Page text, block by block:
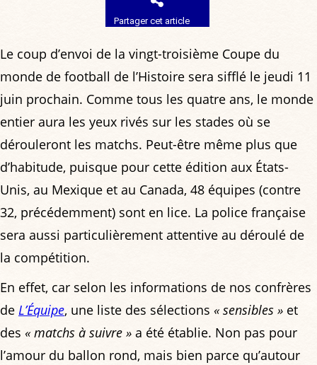
Partager cet article
Le coup d’envoi de la vingt-troisième Coupe du
monde de football de l’Histoire sera sifflé le jeudi 11
juin prochain. Comme tous les quatre ans, le monde
entier aura les yeux rivés sur les stades où se
dérouleront les matchs. Peut-être même plus que
d’habitude, puisque pour cette édition aux États-
Unis, au Mexique et au Canada, 48 équipes (contre
32, précédemment) sont en lice. La police française
sera aussi particulièrement attentive au déroulé de
la compétition.
En effet, car selon les informations de nos confrères
de L’Équipe, une liste des sélections « sensibles » et
des « matchs à suivre » a été établie. Non pas pour
l’amour du ballon rond, mais bien parce qu’autour